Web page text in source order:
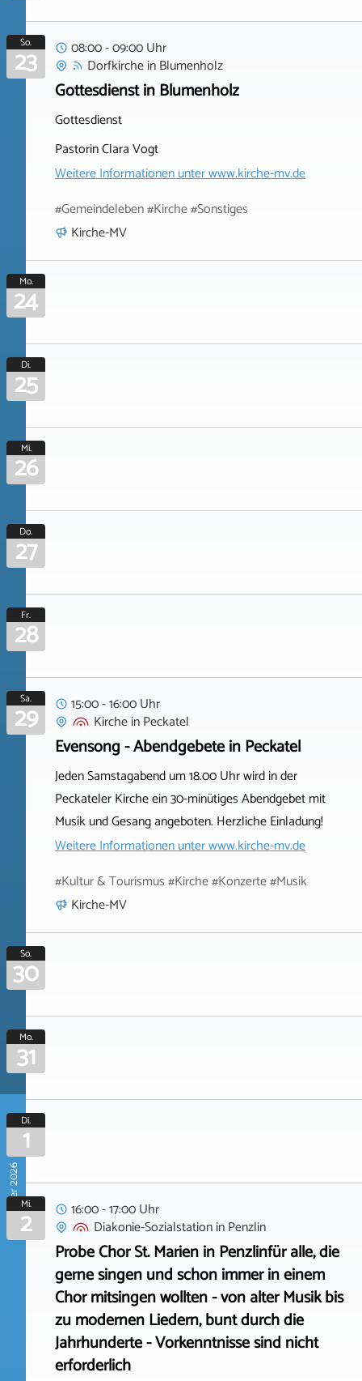
So.
23
08:00 - 09:00 Uhr
DorfkircheinBlumenholz
Gottesdienst in Blumenholz
Gottesdienst
Pastorin Clara Vogt
Weitere Informationen unterwww.kirche-mv.de
#Gemeindeleben #Kirche #Sonstiges
Kirche-MV
Mo.
24
Di.
25
Mi.
26
Do.
27
Fr.
28
Sa.
29
15:00 - 16:00 Uhr
KircheinPeckatel
Evensong - Abendgebete in Peckatel
Jeden Samstagabend um 18.00 Uhr wird in der
Peckateler Kirche ein 30-minütiges Abendgebet mit
Musik und Gesang angeboten. Herzliche Einladung!
Weitere Informationen unterwww.kirche-mv.de
#Kultur & Tourismus #Kirche #Konzerte #Musik
Kirche-MV
So.
30
Mo.
31
September 2026
Di.
1
Mi.
2
16:00 - 17:00 Uhr
Diakonie-SozialstationinPenzlin
Probe Chor St. Marien in Penzlinfür alle, die
gerne singen und schon immer in einem
Chor mitsingen wollten - von alter Musik bis
zu modernen Liedern, bunt durch die
Jahrhunderte - Vorkenntnisse sind nicht
erforderlich